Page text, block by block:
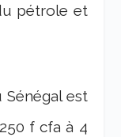
pétrole et
est
f cfa à 4